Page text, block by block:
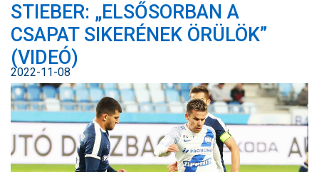
JEGYÉRTÉKESÍTÉS
WEBSHOP
STADION
EGYESÜLET
KAPCSOLAT
NYITÓLAP
HÍREK
CSAPATOK
MÉRKŐZÉSEK
STIEBER: „ELSŐSORBAN A
CSAPAT SIKERÉNEK ÖRÜLÖK”
(VIDEÓ)
2022-11-08